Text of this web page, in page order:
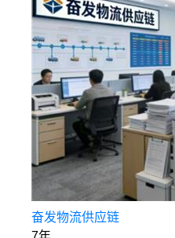
奋发物流供应链